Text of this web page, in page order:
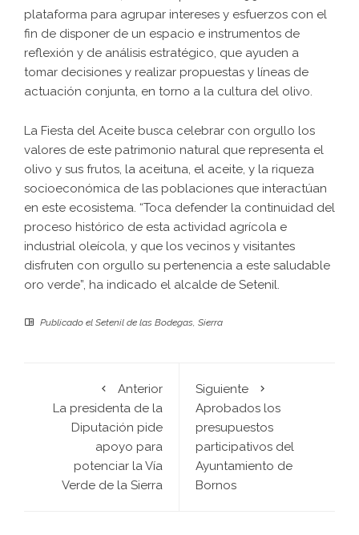
plataforma para agrupar intereses y esfuerzos con el
fin de disponer de un espacio e instrumentos de
reflexión y de análisis estratégico, que ayuden a
tomar decisiones y realizar propuestas y líneas de
actuación conjunta, en torno a la cultura del olivo.
La Fiesta del Aceite busca celebrar con orgullo los
valores de este patrimonio natural que representa el
olivo y sus frutos, la aceituna, el aceite, y la riqueza
socioeconómica de las poblaciones que interactúan
en este ecosistema. “Toca defender la continuidad del
proceso histórico de esta actividad agrícola e
industrial oleícola, y que los vecinos y visitantes
disfruten con orgullo su pertenencia a este saludable
oro verde”, ha indicado el alcalde de Setenil.
Publicado el Setenil de las Bodegas Sierra
Anterior
La presidenta de la
Diputación pide
apoyo para
potenciar la Vía
Verde de la Sierra
Siguiente
Aprobados los
presupuestos
participativos del
Ayuntamiento de
Bornos